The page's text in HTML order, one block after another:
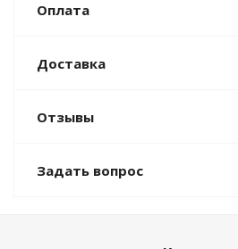
Оплата
Доставка
Отзывы
Задать вопрос